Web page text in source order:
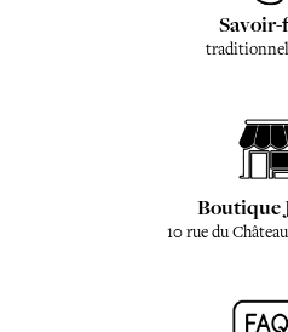
Boutique
10 rue du